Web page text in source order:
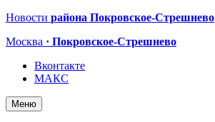
Новости района Покровское-Стрешнево
Москва · Покровское-Стрешнево
Вконтакте
МАКС
Меню